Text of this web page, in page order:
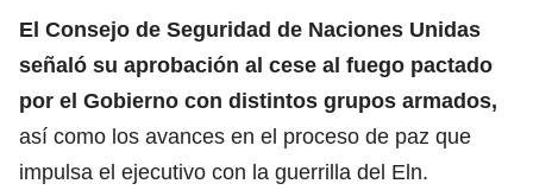
El Consejo de Seguridad de Naciones Unidas
señaló su aprobación al cese al fuego pactado
por el Gobierno con distintos grupos armados,
así como los avances en el proceso de paz que
impulsa el ejecutivo con la guerrilla del Eln.